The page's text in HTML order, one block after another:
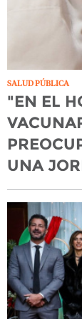
SALUD PÚBLICA
"EN EL
UNA